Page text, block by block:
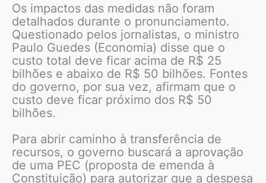
Os impactos das medidas não foram
detalhados durante o pronunciamento.
Questionado pelos jornalistas, o ministro
Paulo Guedes (Economia) disse que o
custo total deve ficar acima de R$ 25
bilhões e abaixo de R$ 50 bilhões. Fontes
do governo, por sua vez, afirmam que o
custo deve ficar próximo dos R$ 50
bilhões.
Para abrir caminho à transferência de
recursos, o governo buscará a aprovação
de uma PEC (proposta de emenda à
Constituição) para autorizar que a despesa